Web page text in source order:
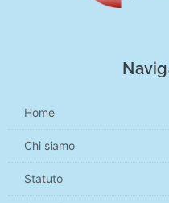
Home
Chi siamo
Statuto